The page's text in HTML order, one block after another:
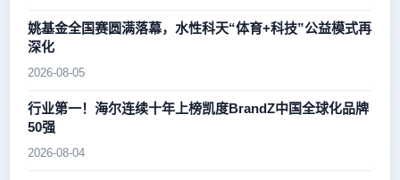
姚基金全国赛圆满落幕，水性科天“体育+科技”公益模式再
深化
2026-08-05
行业第一！海尔连续十年上榜凯度BrandZ中国全球化品牌
50强
2026-08-04